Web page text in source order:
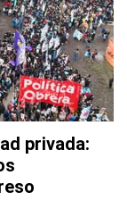
privada: